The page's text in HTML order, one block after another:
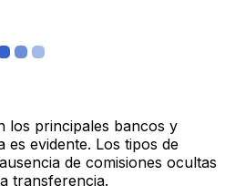
los principales bancos y
es evidente. Los tipos de
de comisiones ocultas
transferencia.